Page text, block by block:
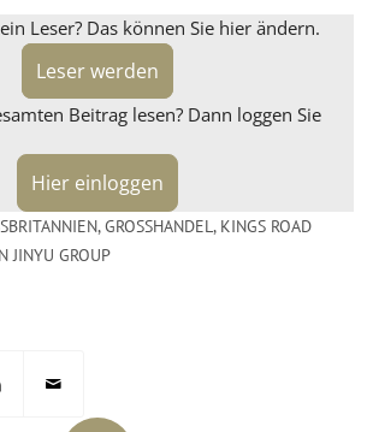
Leser? Das können Sie hier ändern.
Leser werden
Beitrag lesen? Dann loggen Sie
Hier einloggen
,GROSSHANDEL , KINGS ROAD
JINYU GROUP